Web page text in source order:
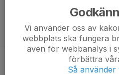
Tidigare nyheter
Halloween 24/10 2026
5 mar, 13:37
Vi använder oss av
webbplats ska fungera
även för webbanalys i
förbättra
Så använder